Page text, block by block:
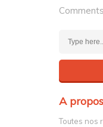
A propos
Toutes nos